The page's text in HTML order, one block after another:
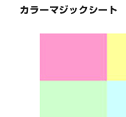
カラーマジックシート